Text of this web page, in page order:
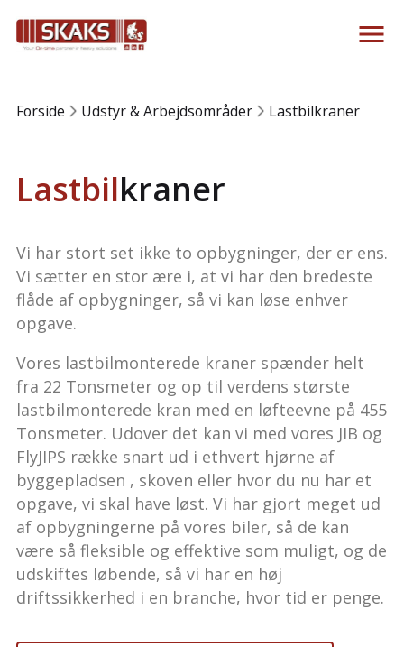
Forside Udstyr & Arbejdsområder Lastbilkraner
Lastbilkraner
Vi har stort set ikke to opbygninger, der er ens.
Vi sætter en stor ære i, at vi har den bredeste
flåde af opbygninger, så vi kan løse enhver
opgave.
Vores lastbilmonterede kraner spænder helt
fra 22 Tonsmeter og op til verdens største
lastbilmonterede kran med en løfteevne på 455
Tonsmeter. Udover det kan vi med vores JIB og
FlyJIPS række snart ud i ethvert hjørne af
byggepladsen , skoven eller hvor du nu har et
opgave, vi skal have løst. Vi har gjort meget ud
af opbygningerne på vores biler, så de kan
være så fleksible og effektive som muligt, og de
udskiftes løbende, så vi har en høj
driftssikkerhed i en branche, hvor tid er penge.